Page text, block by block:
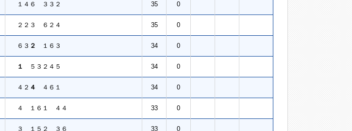
１４６ ３３２ 35 0
２２３ ６２４ 35 0
６３ ２ １６３ 34 0
１ ５３２４５ 34 0
４２ ４ ４６１ 34 0
４ １６１ ４４ 33 0
３ １５２ ３６ 33 0